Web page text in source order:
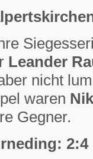
Leander
nicht
waren
Gegner.
2:4